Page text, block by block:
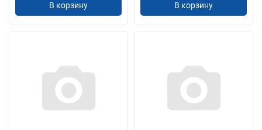
В корзину В корзину